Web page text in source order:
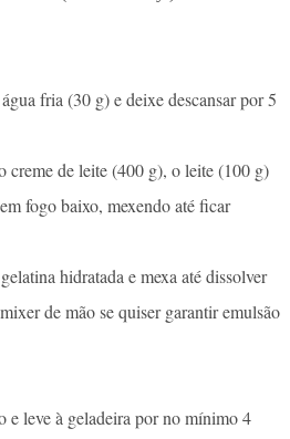
fria (30 g) e deixe descansar por 5
creme de leite (400 g), o leite (100 g)
fogo baixo, mexendo até ficar
hidratada e mexa até dissolver
de mão se quiser garantir emulsão
e leve à geladeira por no mínimo 4